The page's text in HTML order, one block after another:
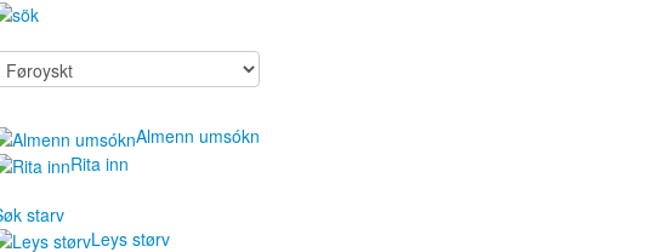
Almenn umsókn
Rita inn
starv
Leys størv